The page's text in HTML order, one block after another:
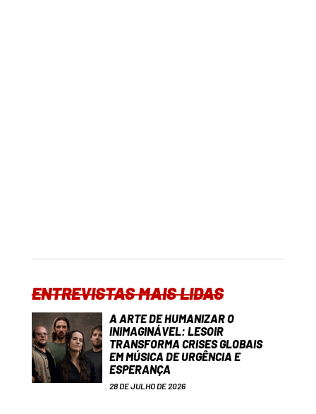
ENTREVISTAS MAIS LIDAS
A ARTE DE HUMANIZAR O
INIMAGINÁVEL: LESOIR
TRANSFORMA CRISES GLOBAIS
EM MÚSICA DE URGÊNCIA E
ESPERANÇA
28 DE JULHO DE 2026